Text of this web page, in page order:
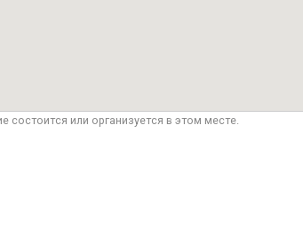
состоится или организуется в этом месте.